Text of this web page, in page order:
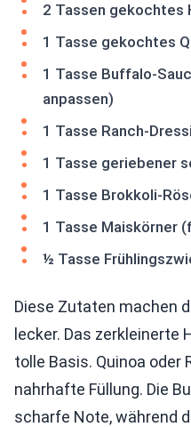
2 Tassen gekochtes
1 Tasse gekochtes
1 Tasse Buffalo-
anpassen)
1 Tasse Ranch-
1 Tasse geriebener
1 Tasse Brokkoli-
1 Tasse Maiskörner
½ Tasse
Diese Zutaten machen
lecker. Das zerkleinerte
tolle Basis. Quinoa oder
nahrhafte Füllung. Die
scharfe Note, während